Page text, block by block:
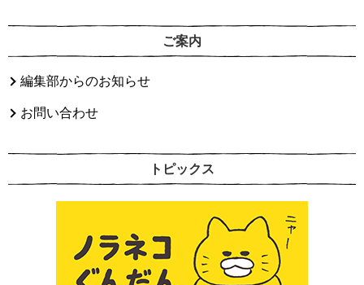
ご案内
編集部からのお知らせ
お問い合わせ
トピックス